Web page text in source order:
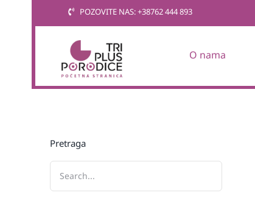
POZOVITE NAS: +38762 444 893
O nama
Pretraga